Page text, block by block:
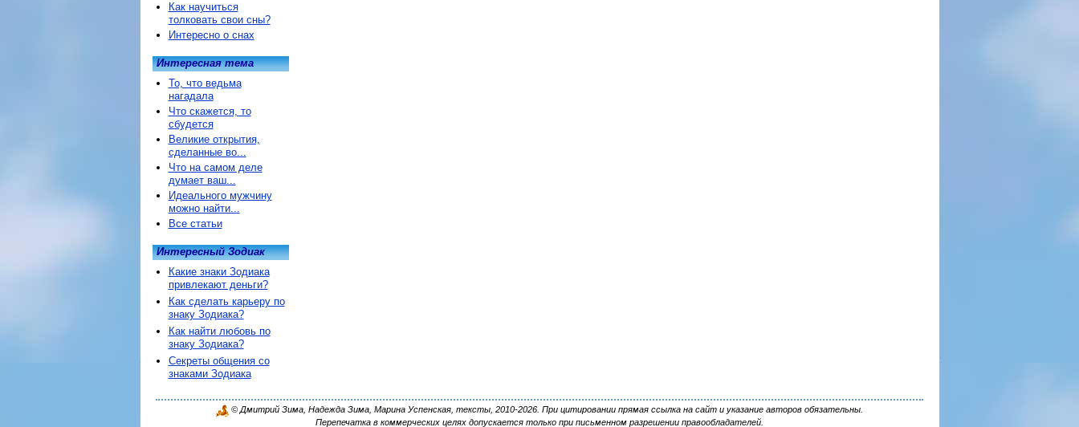
Как научиться
толковать свои сны?
Интересно о снах
Интересная тема
То, что ведьма
нагадала
Что скажется, то
сбудется
Великие открытия,
сделанные во...
Что на самом деле
думает ваш...
Идеального мужчину
можно найти...
Все статьи
Интересный Зодиак
Какие знаки Зодиака
привлекают деньги?
Как сделать карьеру по
знаку Зодиака?
Как найти любовь по
знаку Зодиака?
Секреты общения со
знаками Зодиака
© Дмитрий Зима, Надежда Зима, Марина Успенская, тексты, 2010-2026. При цитировании прямая ссылка на сайт и указание авторов обязательны.
Перепечатка в коммерческих целях допускается только при письменном разрешении правообладателей.